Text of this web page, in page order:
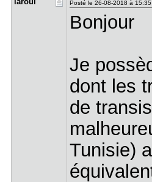
Posté le 26-08-2018 à
Bonjour
Je
dont les
de
Tunisie)